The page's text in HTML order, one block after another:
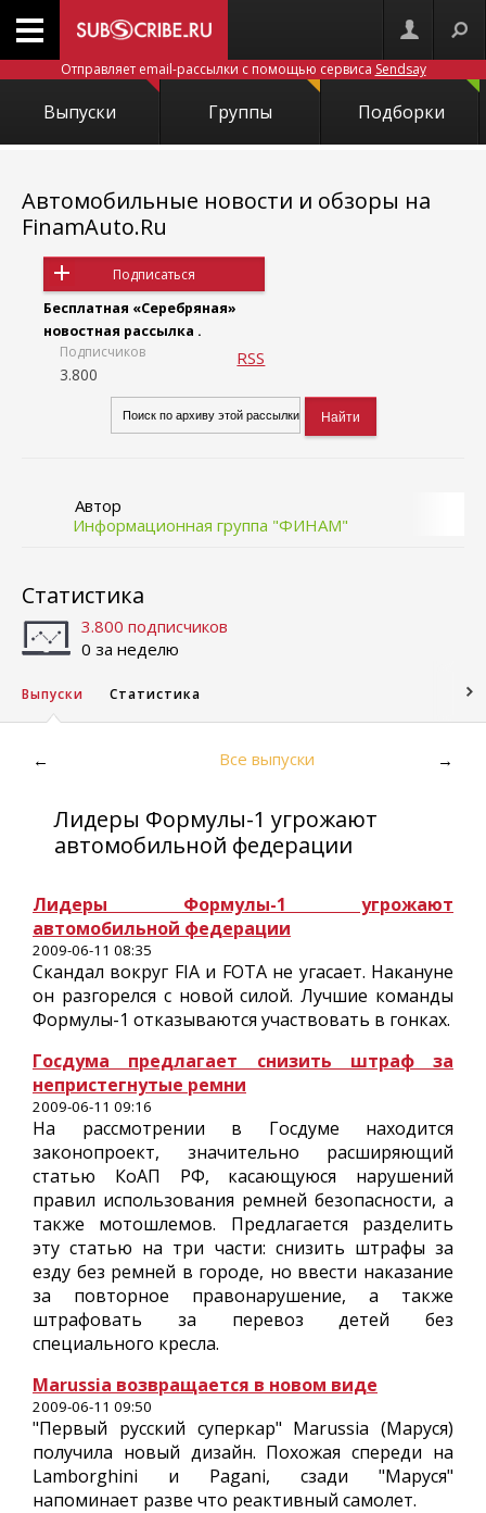
Отправляет email-рассылки с помощью сервиса Sendsay
Выпуски Группы Подборки
Автомобильные новости и обзоры на
FinamAuto.Ru
Подписаться
Бесплатная «Серебряная»
новостная рассылка .
Подписчиков
3.800
RSS
Автор
Информационная группа "ФИНАМ"
Статистика
3.800 подписчиков
0 за неделю
Выпуски Статистика
← Все выпуски →
Лидеры Формулы-1 угрожают
автомобильной федерации
Лидеры Формулы-1 угрожают
автомобильной федерации
2009-06-11 08:35
Скандал вокруг FIA и FOTA не угасает. Накануне
он разгорелся с новой силой. Лучшие команды
Формулы-1 отказываются участвовать в гонках.
Госдума предлагает снизить штраф за
непристегнутые ремни
2009-06-11 09:16
На рассмотрении в Госдуме находится
законопроект, значительно расширяющий
статью КоАП РФ, касающуюся нарушений
правил использования ремней безопасности, а
также мотошлемов. Предлагается разделить
эту статью на три части: снизить штрафы за
езду без ремней в городе, но ввести наказание
за повторное правонарушение, а также
штрафовать за перевоз детей без
специального кресла.
Marussia возвращается в новом виде
2009-06-11 09:50
"Первый русский суперкар" Marussia (Маруся)
получила новый дизайн. Похожая спереди на
Lamborghini и Pagani, сзади "Маруся"
напоминает разве что реактивный самолет.